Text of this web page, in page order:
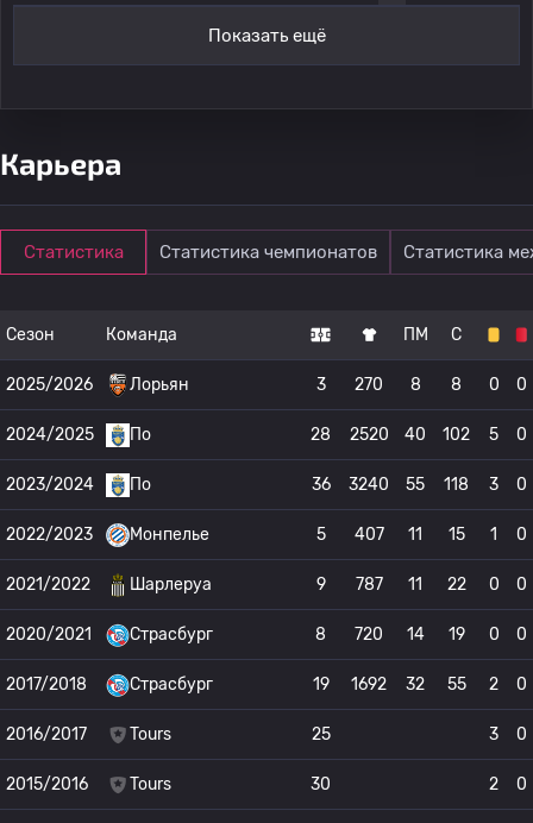
Показать ещё
Карьера
Статистика Статистика чемпионатов Статистика
Сезон Команда ПМ С
2025/2026 Лорьян 3 270 8 8 0 0
2024/2025 По 28 2520 40 102 5 0
2023/2024 По 36 3240 55 118 3 0
2022/2023 Монпелье 5 407 11 15 1 0
2021/2022 Шарлеруа 9 787 11 22 0 0
2020/2021 Страсбург 8 720 14 19 0 0
2017/2018 Страсбург 19 1692 32 55 2 0
2016/2017 Tours 25 3 0
2015/2016 Tours 30 2 0